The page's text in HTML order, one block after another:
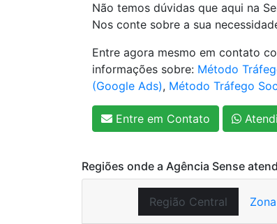
Não temos dúvidas que aqui na
Nos conte sobre a sua
Entre agora mesmo em contato
informações sobre: Método
(Google Ads), Método Tráfego
Entre em Contato
Regiões onde a Agência Sense
Região Central